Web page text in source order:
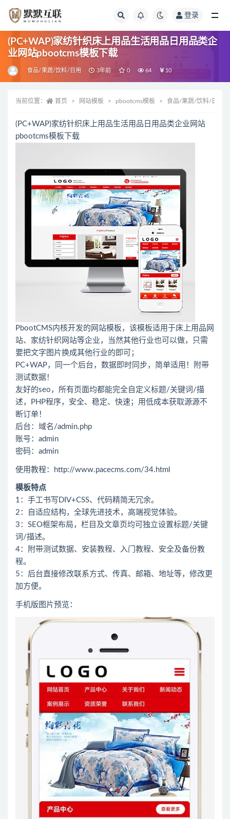
登录
(PC+WAP)家纺针织床上用品生活用品日用品类企
业网站pbootcms模板下载
食品/果蔬/饮料/日用 3年前 0 64 10
当前位置： 首页 网站模板 pbootcms模板 食品/果蔬/饮料/日用
(PC+WAP)家纺针织床上用品生活用品日用品类企业网站
pbootcms模板下载
PbootCMS内核开发的网站模板，该模板适用于床上用品网
站、家纺针织网站等企业，当然其他行业也可以做，只需
要把文字图片换成其他行业的即可；
PC+WAP，同一个后台，数据即时同步，简单适用！附带
测试数据！
友好的seo，所有页面均都能完全自定义标题/关键词/描
述，PHP程序，安全、稳定、快速；用低成本获取源源不
断订单！
后台：域名/admin.php
账号：admin
密码：admin
使用教程：http://www.pacecms.com/34.html
模板特点
1：手工书写DIV+CSS、代码精简无冗余。
2：自适应结构，全球先进技术，高端视觉体验。
3：SEO框架布局，栏目及文章页均可独立设置标题/关键
词/描述。
4：附带测试数据、安装教程、入门教程、安全及备份教
程。
5：后台直接修改联系方式、传真、邮箱、地址等，修改更
加方便。
手机版图片预览：